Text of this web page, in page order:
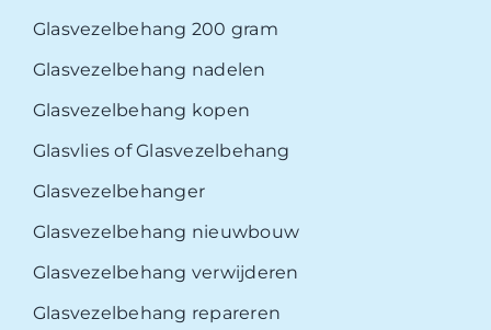
Glasvezelbehang 200 gram
Glasvezelbehang nadelen
Glasvezelbehang kopen
Glasvlies of Glasvezelbehang
Glasvezelbehanger
Glasvezelbehang nieuwbouw
Glasvezelbehang verwijderen
Glasvezelbehang repareren